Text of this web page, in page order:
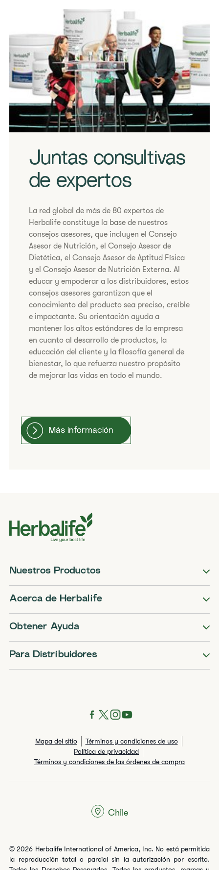
​Juntas consultivas
de expertos
​La red global de más de 80 expertos de
Herbalife constituye la base de nuestros
consejos asesores, que incluyen el Consejo
Asesor de Nutrición, el Consejo Asesor de
Dietética, el Consejo Asesor de Aptitud Física
y el Consejo Asesor de Nutrición Externa. Al
educar y empoderar a los distribuidores, estos
consejos asesores garantizan que el
conocimiento del producto sea preciso, creíble
e impactante. Su orientación ayuda a
mantener los altos estándares de la empresa
en cuanto al desarrollo de productos, la
educación del cliente y la filosofía general de
bienestar, lo que refuerza nuestro propósito
de mejorar las vidas en todo el mundo.
Más información
Nuestros Productos
Acerca de Herbalife
Obtener Ayuda
Para Distribuidores
Mapa del sitio
Términos y condiciones de uso
Política de privacidad
Términos y condiciones de las órdenes de compra
© 2026 Herbalife International of America, Inc. No está permitida
la reproducción total o parcial sin la autorización por escrito.
Chile